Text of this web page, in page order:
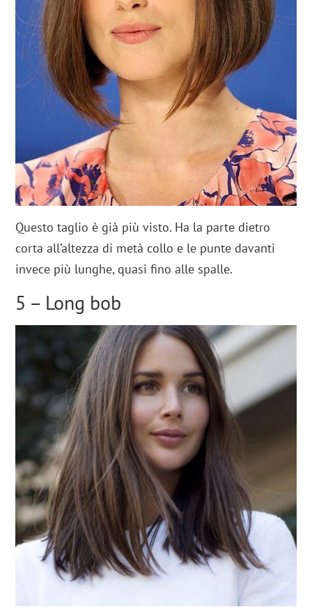
Questo taglio è già più visto. Ha la parte dietro
corta all’altezza di metà collo e le punte davanti
invece più lunghe, quasi fino alle spalle.
5 – Long bob